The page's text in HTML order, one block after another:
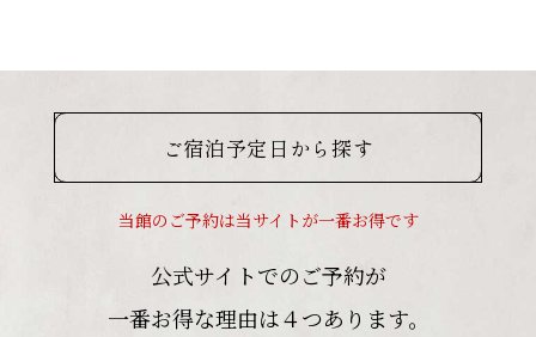
ご宿泊予定日から探す
当館のご予約は当サイトが一番お得です
公式サイトでのご予約が
一番お得な理由は４つあります。